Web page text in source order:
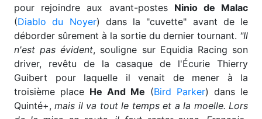
pour rejoindre aux avant-postes Ninio de Malac
(Diablo du Noyer) dans la "cuvette" avant de le
déborder sûrement à la sortie du dernier tournant. "Il
n'est pas évident, souligne sur Equidia Racing son
driver, revêtu de la casaque de l'Écurie Thierry
Guibert pour laquelle il venait de mener à la
troisième place He And Me (Bird Parker) dans le
Quinté+,mais il va tout le temps et a la moelle. Lors